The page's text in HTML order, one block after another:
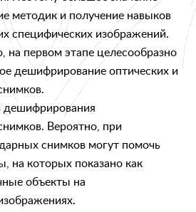
методик и получение навыков
специфических изображений.
на первом этапе целесообразно
дешифрирование оптических и
дешифрирования
Вероятно, при
снимков могут помочь
на которых показано как
объекты на